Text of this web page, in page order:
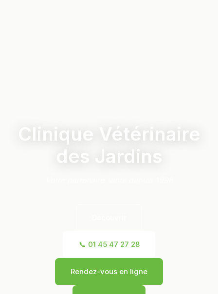
Clinique Vétérinaire
des Jardins
📞 01 45 47 27 28
Rendez-vous en ligne